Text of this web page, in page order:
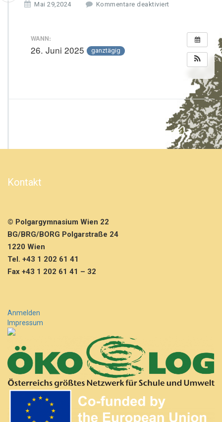
Mai 29,2024 Kommentare deaktiviert
m
e
h
r
WANN:
26. Juni 2025 ganztägig
Kontakt
© Polgargymnasium Wien 22
BG/BRG/BORG Polgarstraße 24
1220 Wien
Tel. +43 1 202 61 41
Fax +43 1 202 61 41 – 32
Anmelden
Impressum